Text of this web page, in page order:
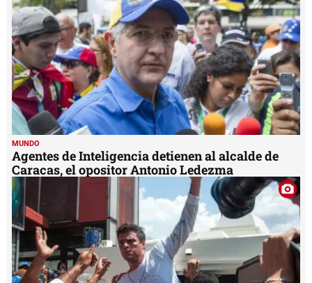
MUNDO
Agentes de Inteligencia detienen al alcalde de
Caracas, el opositor Antonio Ledezma